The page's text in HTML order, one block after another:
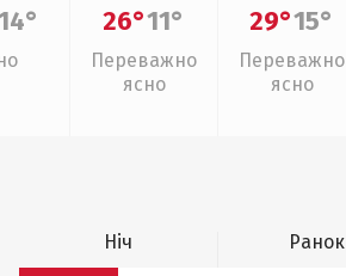
26°11°
Переважно
ясно
29°15°
Переважно
ясно
Ніч Ранок